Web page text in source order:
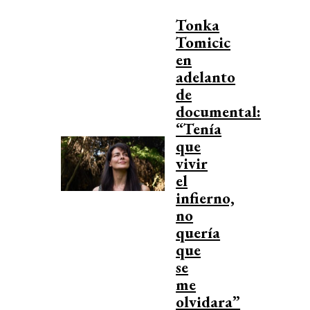
Tonka
Tomicic
en
adelanto
de
documental:
“Tenía
que
vivir
el
infierno,
no
quería
que
se
me
olvidara”